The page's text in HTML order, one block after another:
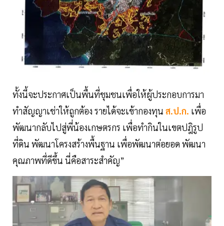
ทั้งนี้จะประกาศเป็นพื้นที่ชุมชนเพื่อให้ผู้ประกอบการมา
ทำสัญญาเช่าให้ถูกต้อง รายได้จะเข้ากองทุน ส.ป.ก. เพื่อ
พัฒนากลับไปสู่พี่น้องเกษตรกร เพื่อทำกินในเขตปฎิรูป
ที่ดิน พัฒนาโครงสร้างพื้นฐาน เพื่อพัฒนาต่อยอด พัฒนา
คุณภาพที่ดีขึ้น นี่คือสาระสำคัญ”